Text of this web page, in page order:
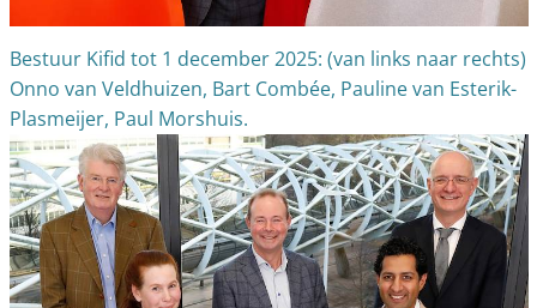
Bestuur Kifid tot 1 december 2025: (van links naar rechts)
Onno van Veldhuizen, Bart Combée, Pauline van Esterik-
Plasmeijer, Paul Morshuis.